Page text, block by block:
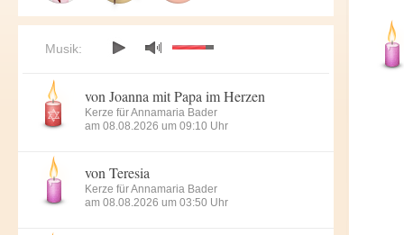
Musik:
von Joanna mit Papa im Herzen
Kerze für Annamaria Bader
am 08.08.2026 um 09:10 Uhr
von Teresia
Kerze für Annamaria Bader
am 08.08.2026 um 03:50 Uhr